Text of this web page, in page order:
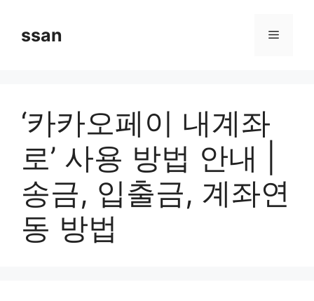
contentssan Menu
‘카카오페이 내계좌
로’ 사용 방법 안내 |
송금, 입출금, 계좌연
동 방법